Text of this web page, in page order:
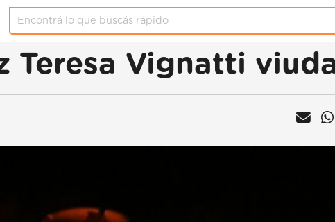
Teresa Vignatti